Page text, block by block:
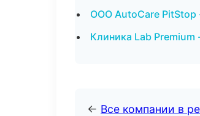
ООО AutoCare PitStop
Клиника Lab
← Все компании в